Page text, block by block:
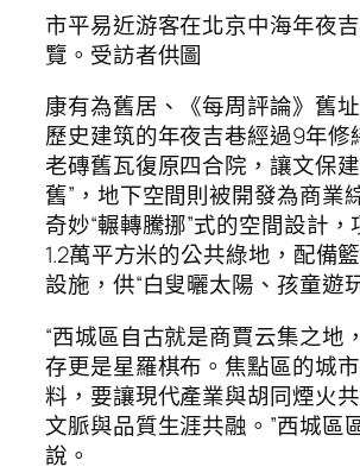
市平易近游客在北京中海年夜
覽。受訪者供圖
康有為舊居、《每周評論》舊
歷史建筑的年夜吉巷經過9年修
老磚舊瓦復原四合院，讓文保
舊”，地下空間則被開發為商業
奇妙“輾轉騰挪”式的空間設計，
1.2萬平方米的公共綠地，配備
設施，供“白叟曬太陽、孩童遊
“西城區自古就是商賈云集之地
存更是星羅棋布。焦點區的城
料，要讓現代產業與胡同煙火
文脈與品質生涯共融。”西城區
說。